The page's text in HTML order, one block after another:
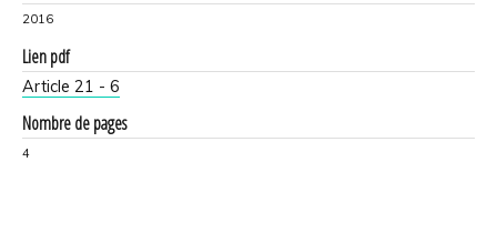
2016
Lien pdf
Article 21 - 6
Nombre de pages
4